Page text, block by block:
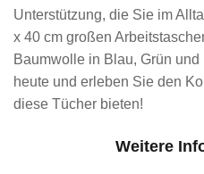
Unterstützung, die Sie im
x 40 cm großen
Baumwolle in Blau, Grün
heute und erleben Sie den
diese Tücher bieten!
Weitere